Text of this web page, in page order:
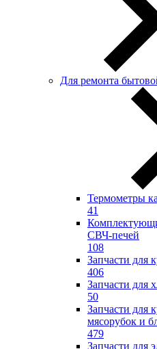
Для ремонта
Термометры
41
СВЧ-печей
108
Запчасти для
406
Запчасти для
50
Запчасти для
мясорубок и
479
Запчасти для